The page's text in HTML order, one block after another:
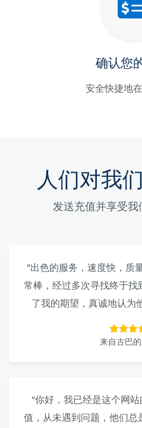
确认您
安全快捷地在
人们对我
发送充值并享受我
“出色的服务，速度快，质
常棒，经过多次寻找终于
了我的期望，真诚地认为
来自古巴
“你好，我已经是这个网
值，从未遇到问题，他们